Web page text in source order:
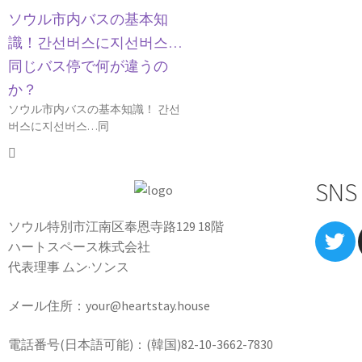
ソウル市内バスの基本知
識！간선버스に지선버스…
同じバス停で何が違うの
か？
ソウル市内バスの基本知識！ 간선
버스に지선버스…同
ソウル特別市江南区奉恩寺路129 18階
ハートスペース株式会社
代表理事 ムン·ソンス
メール住所：your@heartstay.house
電話番号(日本語可能)：(韓国)82-10-3662-7830
SNS